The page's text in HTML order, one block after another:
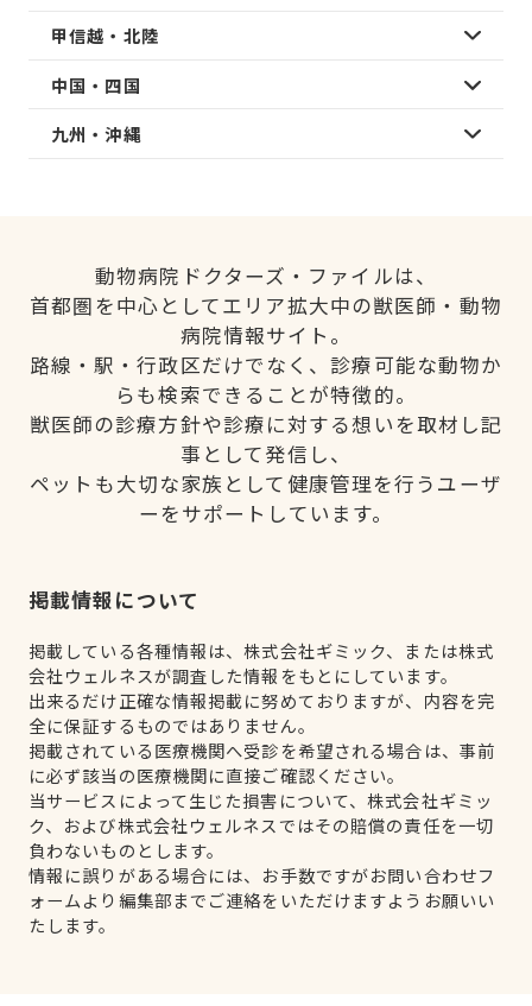
甲信越・北陸
中国・四国
九州・沖縄
動物病院ドクターズ・ファイルは、
首都圏を中心としてエリア拡大中の獣医師・動物
病院情報サイト。
路線・駅・行政区だけでなく、診療可能な動物か
らも検索できることが特徴的。
獣医師の診療方針や診療に対する想いを取材し記
事として発信し、
ペットも大切な家族として健康管理を行うユーザ
ーをサポートしています。
掲載情報について
掲載している各種情報は、株式会社ギミック、または株式
会社ウェルネスが調査した情報をもとにしています。
出来るだけ正確な情報掲載に努めておりますが、内容を完
全に保証するものではありません。
掲載されている医療機関へ受診を希望される場合は、事前
に必ず該当の医療機関に直接ご確認ください。
当サービスによって生じた損害について、株式会社ギミッ
ク、および株式会社ウェルネスではその賠償の責任を一切
負わないものとします。
情報に誤りがある場合には、お手数ですがお問い合わせフ
ォームより編集部までご連絡をいただけますようお願いい
たします。